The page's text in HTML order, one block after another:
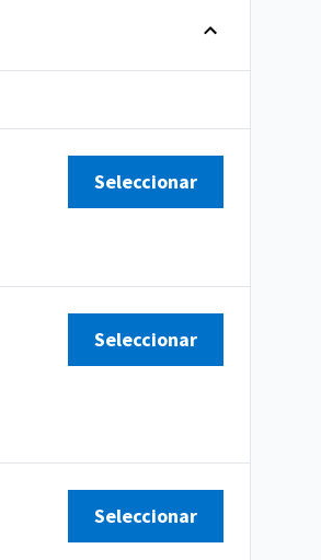
Seleccionar
Seleccionar
Seleccionar